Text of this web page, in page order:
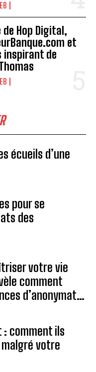
de Hop Digital,
et
inspirant de
écueils d’une
pour se
des
votre vie
comment
d’anonymat…
comment ils
votre